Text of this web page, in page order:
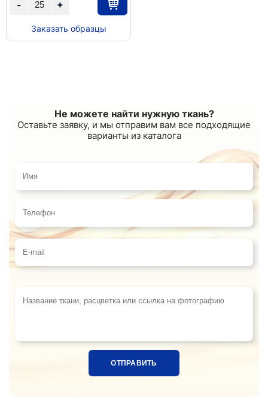
+
-
Заказать образцы
Не можете найти нужную ткань?
Оставьте заявку, и мы отправим вам все подходящие
варианты из каталога
Имя
Телефон
E-mail